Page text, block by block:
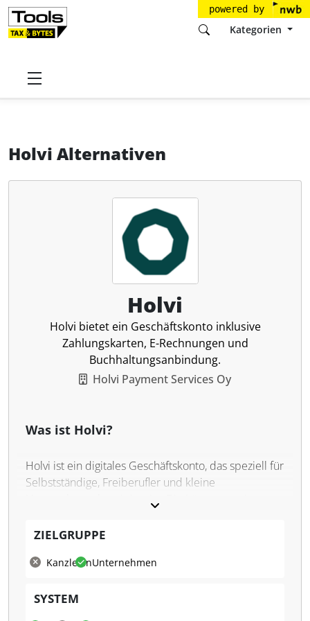
powered by
Kategorien
Startseite
Holvi Alternativen
Holvi
Holvi bietet ein Geschäftskonto inklusive
Zahlungskarten, E-Rechnungen und
Buchhaltungsanbindung.
Holvi Payment Services Oy
Was ist Holvi?
Holvi ist ein digitales Geschäftskonto, das speziell für
Selbstständige, Freiberufler und kleine
Buchhaltung in einer Anwendung. Nutzer haben die
Einnahmen und Ausgaben zu verwalten sowie
bietet eine breite Palette an Dienstleistungen für
ZIELGRUPPE
KanzleienUnternehmen
SYSTEM